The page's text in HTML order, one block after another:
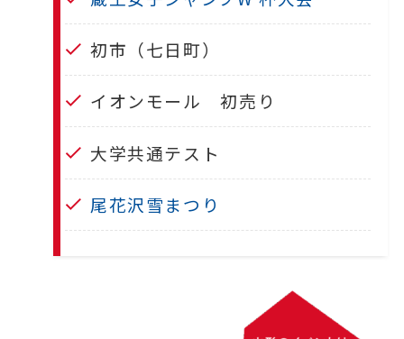
初市（七日町）
イオンモール 初売り
大学共通テスト
尾花沢雪まつり